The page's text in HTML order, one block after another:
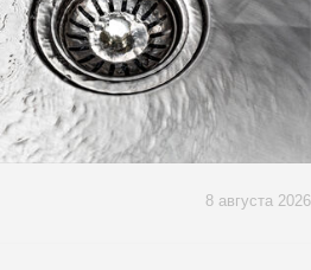
8 августа 2026